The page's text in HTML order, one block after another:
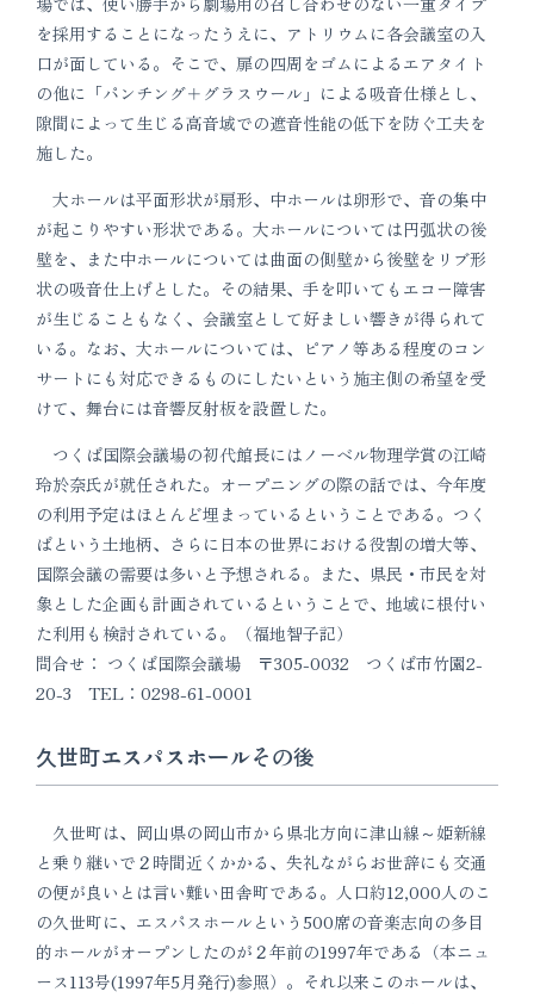
を採用することになったうえに、アトリウムに各会議室の入
口が面している。そこで、扉の四周をゴムによるエアタイト
の他に「パンチング＋グラスウール」による吸音仕様とし、
隙間によって生じる高音域での遮音性能の低下を防ぐ工夫を
施した。
大ホールは平面形状が扇形、中ホールは卵形で、音の集中
が起こりやすい形状である。大ホールについては円弧状の後
壁を、また中ホールについては曲面の側壁から後壁をリブ形
状の吸音仕上げとした。その結果、手を叩いてもエコー障害
が生じることもなく、会議室として好ましい響きが得られて
いる。なお、大ホールについては、ピアノ等ある程度のコン
サートにも対応できるものにしたいという施主側の希望を受
けて、舞台には音響反射板を設置した。
つくば国際会議場の初代館長にはノーベル物理学賞の江崎
玲於奈氏が就任された。オープニングの際の話では、今年度
の利用予定はほとんど埋まっているということである。つく
ばという土地柄、さらに日本の世界における役割の増大等、
国際会議の需要は多いと予想される。また、県民・市民を対
象とした企画も計画されているということで、地域に根付い
た利用も検討されている。（福地智子記）
問合せ： つくば国際会議場 〒305-0032 つくば市竹園2-
20-3 TEL：0298-61-0001
久世町エスパスホールその後
久世町は、岡山県の岡山市から県北方向に津山線～姫新線
と乗り継いで２時間近くかかる、失礼ながらお世辞にも交通
の便が良いとは言い難い田舎町である。人口約12,000人のこ
の久世町に、エスパスホールという500席の音楽志向の多目
的ホールがオープンしたのが２年前の1997年である（本ニュ
ース113号(1997年5月発行)参照）。それ以来このホールは、